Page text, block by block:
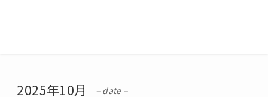
2025年10月 – date –